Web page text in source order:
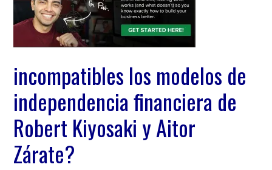
incompatibles los modelos de
independencia financiera de
Robert Kiyosaki y Aitor
Zárate?